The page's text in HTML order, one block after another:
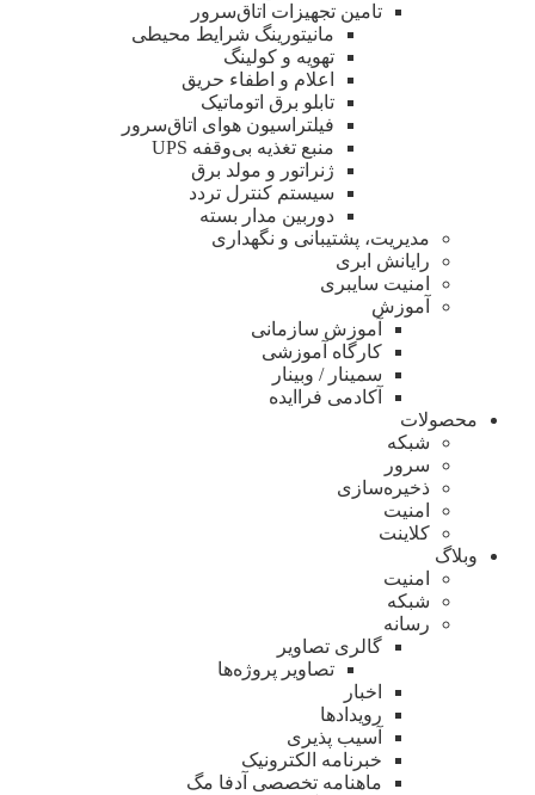
تامین تجهیزات اتاق‌سرور
مانیتورینگ شرایط محیطی
تهویه و کولینگ
اعلام و اطفاء حریق
تابلو برق اتوماتیک
فیلتراسیون هوای اتاق‌سرور
منبع تغذیه بی‌وقفه ‌UPS
ژنراتور و مولد برق
سیستم کنترل تردد
دوربین مدار بسته
مدیریت، پشتیبانی و نگهداری
رایانش ابری
امنیت سایبری
آموزش
آموزش سازمانی
کارگاه آموزشی
سمینار / وبینار
آکادمی فراایده
محصولات
شبکه
سرور
ذخیره‌سازی
امنیت
کلاینت
وبلاگ
امنیت
شبکه
رسانه
گالری تصاویر
تصاویر پروژه‌ها
اخبار
رویدادها
آسیب پذیری
خبرنامه الکترونیک
ماهنامه تخصصی آدفا مگ